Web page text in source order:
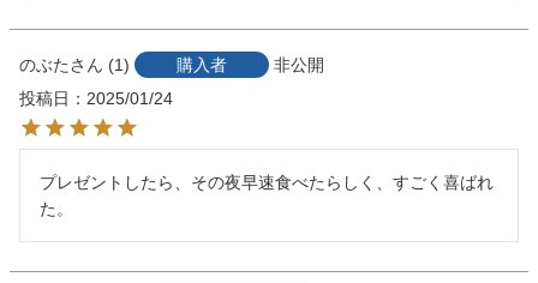
のぶた 1 購入者
非公開
投稿日
2025/01/24
プレゼントしたら、その夜早速食べたらしく、すごく喜ばれ
た。